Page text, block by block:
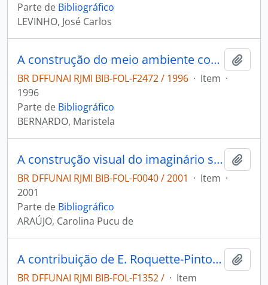
Parte de Bibliográfico
LEVINHO, José Carlos
A construção do meio ambiente como direito social no Brasil
BR DFFUNAI RJMI BIB-FOL-F2472 / 1996 · Item ·
1996
Parte de Bibliográfico
BERNARDO, Maristela
A construção visual do imaginário sobre os índios na Primeira República: a experiência rondoniana.
BR DFFUNAI RJMI BIB-FOL-F0040 / 2001 · Item ·
2001
Parte de Bibliográfico
ARAÚJO, Carolina Pucu de
A contribuição de E. Roquette-Pinto para a antropologia brasileira
BR DFFUNAI RJMI BIB-FOL-F1352 / · Item